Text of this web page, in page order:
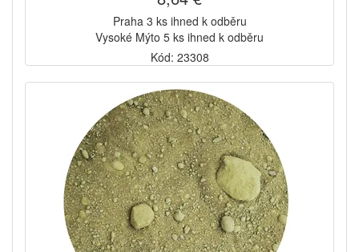
Praha 3 ks ihned k odběru
Vysoké Mýto 5 ks ihned k odběru
Kód: 23308